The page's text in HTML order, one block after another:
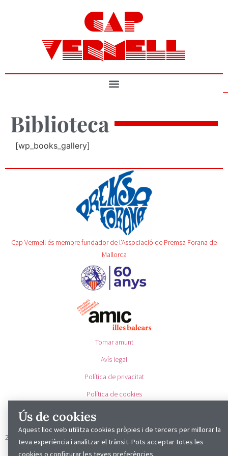
CAP
VERMELL
Biblioteca
[wp_books_gallery]
Cap Vermell és membre fundador de l'Associació de Premsa Forana de
Mallorca
Tornar amunt
Avís legal
Política de privacitat
Política de cookies
Producte local fet amb
2025 © Cap Vermell
Ús de cookies
Aquest lloc web utilitza cookies pròpies i de tercers per millorar la
teva experiència i analitzar el trànsit. Pots acceptar totes les
cookies o configurar les teves preferències.